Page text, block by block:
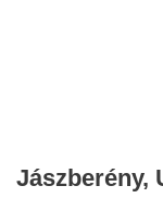
Jászberény,